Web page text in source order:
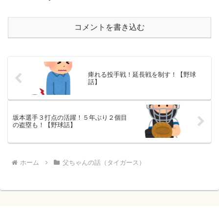
コメントを書き込む
痺れる投手戦！延長戦を制す！【野球
話】
坂本選手３打点の活躍！５年ぶり２個目
の盗塁も！【野球話】
ホーム 父ちゃんの話（タイガース）